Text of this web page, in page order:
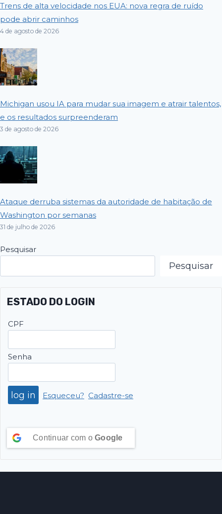
Trens de alta velocidade nos EUA: nova regra de ruído
pode abrir caminhos
4 de agosto de 2026
Michigan usou IA para mudar sua imagem e atrair talentos,
e os resultados surpreenderam
3 de agosto de 2026
Ataque derruba sistemas da autoridade de habitação de
Washington por semanas
31 de julho de 2026
Pesquisar
Pesquisar
ESTADO DO LOGIN
CPF
Senha
Esqueceu? Cadastre-se
Continuar com o Google